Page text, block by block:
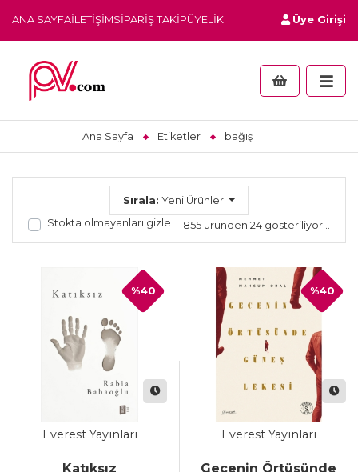
ANA SAYFAİLETIŞIMSIPARIŞ TAKIPÜYELIK Üye Girişi
Ana Sayfa Etiketler bağış
Sırala: Yeni Ürünler
Stokta olmayanları gizle
855 üründen 24 gösteriliyor...
Everest Yayınları
Katıksız
%40
Everest Yayınları
Gecenin Örtüsünde
%40